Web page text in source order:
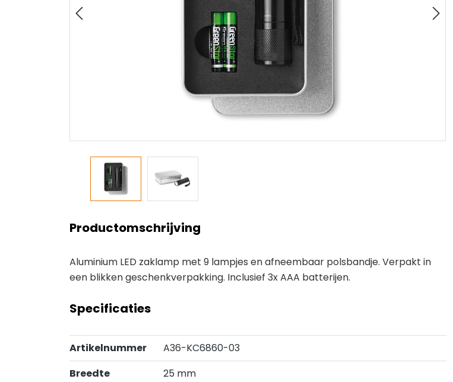
Productomschrijving
Aluminium LED zaklamp met 9 lampjes en afneembaar polsbandje. Verpakt in
een blikken geschenkverpakking. Inclusief 3x AAA batterijen.
Specificaties
Artikelnummer
A36-KC6860-03
Breedte
25 mm